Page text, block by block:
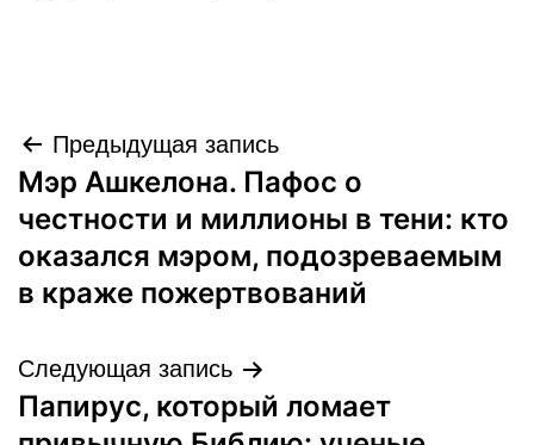
Навигация
по
записям
Предыдущая запись
Мэр Ашкелона. Пафос о
честности и миллионы в тени: кто
оказался мэром, подозреваемым
в краже пожертвований
Следующая запись
Папирус, который ломает